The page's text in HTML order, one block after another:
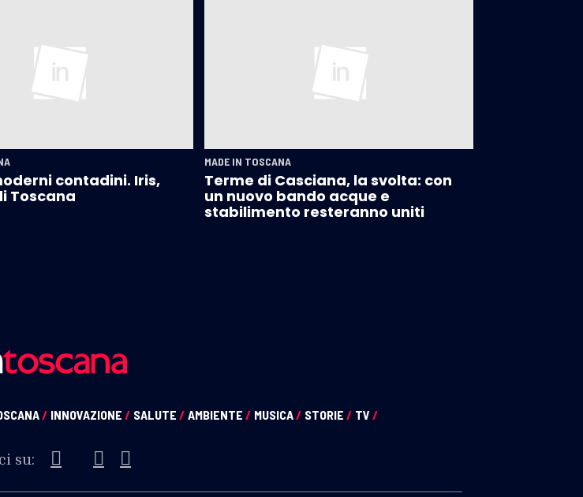
contadini. Iris,
Toscana
MADE IN TOSCANA
Terme di Casciana, la svolta: con
un nuovo bando acque e
stabilimento resteranno uniti
/ INNOVAZIONE / SALUTE / AMBIENTE / MUSICA/ STORIE / TV /
su: